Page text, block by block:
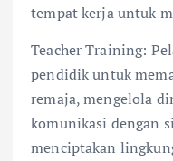
tempat kerja untuk
Teacher Training:
pendidik untuk
remaja, mengelola
komunikasi dengan
menciptakan